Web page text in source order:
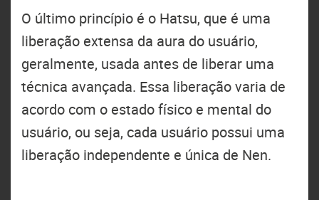
O último princípio é o Hatsu, que é uma
liberação extensa da aura do usuário,
geralmente, usada antes de liberar uma
técnica avançada. Essa liberação varia de
acordo com o estado físico e mental do
usuário, ou seja, cada usuário possui uma
liberação independente e única de Nen.